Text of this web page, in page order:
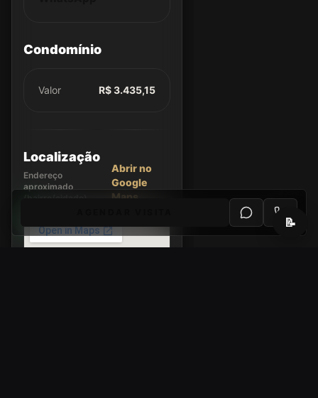
Condomínio
Valor R$ 3.435,15
Localização
Endereço
aproximado
Abrir no
Google
Maps
📝